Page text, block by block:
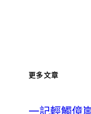
更多文章
一記輕觸億